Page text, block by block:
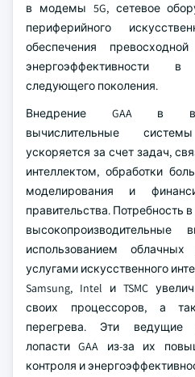
в модемы 5G, сетевое
периферийного
обеспечения
энергоэффективности
следующего поколения.
Внедрение GAA в
вычислительные
ускоряется за счет задач,
интеллектом, обработки
моделирования и
правительства. Потребность
использованием
услугами искусственного
Samsung, Intel и TSMC
своих процессоров, а
перегрева. Эти ведущие
лопасти GAA из-за их
контроля и